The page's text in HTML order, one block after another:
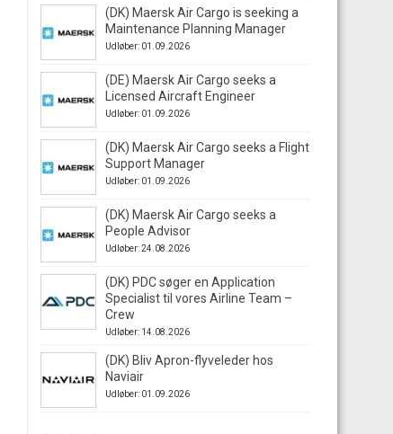
(DK) Maersk Air Cargo is seeking a
Maintenance Planning Manager
Udløber: 01.09.2026
(DE) Maersk Air Cargo seeks a
Licensed Aircraft Engineer
Udløber: 01.09.2026
(DK) Maersk Air Cargo seeks a Flight
Support Manager
Udløber: 01.09.2026
(DK) Maersk Air Cargo seeks a
People Advisor
Udløber: 24.08.2026
(DK) PDC søger en Application
Specialist til vores Airline Team –
Crew
Udløber: 14.08.2026
(DK) Bliv Apron-flyveleder hos
Naviair
Udløber: 01.09.2026